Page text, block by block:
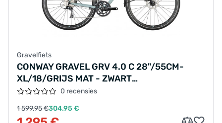
Gravelfiets
CONWAY GRAVEL GRV 4.0 C 28"/55CM-
XL/18/GRIJS MAT - ZWART
METALLIC/02897536
0 recensies
1 599.95 €304.95 €